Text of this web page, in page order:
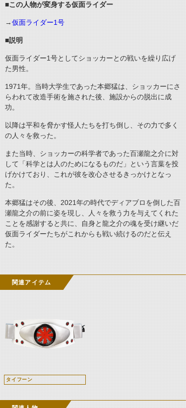
■この人物が変身する仮面ライダー
→仮面ライダー1号
■説明
仮面ライダー1号としてショッカーとの戦いを繰り広げ
た男性。
1971年。当時大学生であった本郷猛は、ショッカーにさ
らわれて改造手術を施された後、施設からの脱出に成
功。
以降は平和を脅かす怪人たちを打ち倒し、その力で多く
の人々を救った。
また当時、ショッカーの科学者であった百瀬龍之介に対
して「科学とは人のためになるものだ」という言葉を投
げかけており、これが彼を改心させるきっかけとなっ
た。
本郷猛はその後、2021年の時代でディアブロを倒した百
瀬龍之介の前に姿を現し、人々を救う力を与えてくれた
ことを感謝すると共に、自身と龍之介の魂を受け継いだ
仮面ライダーたちがこれからも戦い続けるのだと伝え
た。
関連アイテム
タイフーン